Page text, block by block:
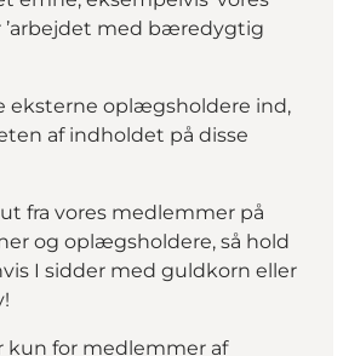
’arbejdet med bæredygtig
eksterne oplægsholdere ind,
af indholdet på disse
fra vores medlemmer på
og oplægsholdere, så hold
I sidder med guldkorn eller
kun for medlemmer af